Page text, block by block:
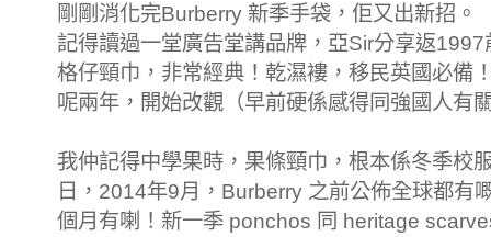
剛剛消化完Burberry 新季手袋，佢又出新招。
記得讀過一堂廣告堂講品牌，亞Sir分享返
格仔頸巾，非常經典！乾濕褸，移民英國必備
呢兩年，開始改觀（早前硬係感得同強國人有
我仲記得中學果時，果條頸巾，根本係冬季校
日，2014年9月，Burberry 之前公佈全球都有
個月有喇！新一季 ponchos 同 heritage